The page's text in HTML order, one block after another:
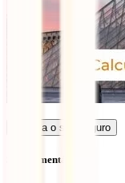
Calcula o seu seguro
Sem comentários